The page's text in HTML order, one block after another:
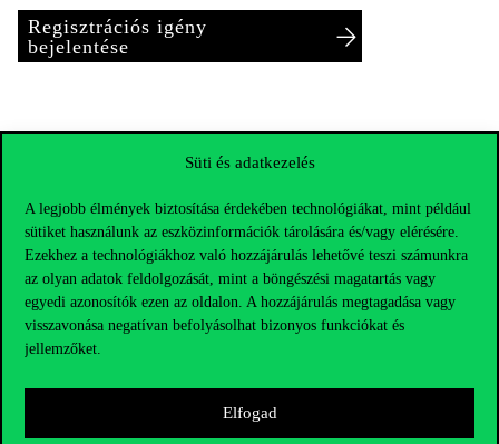
Süti és adatkezelés
A legjobb élmények biztosítása érdekében technológiákat, mint például
sütiket használunk az eszközinformációk tárolására és/vagy elérésére.
Ezekhez a technológiákhoz való hozzájárulás lehetővé teszi számunkra
az olyan adatok feldolgozását, mint a böngészési magatartás vagy
egyedi azonosítók ezen az oldalon. A hozzájárulás megtagadása vagy
visszavonása negatívan befolyásolhat bizonyos funkciókat és
jellemzőket.
Elfogad
Regisztrációs igény
bejelentése